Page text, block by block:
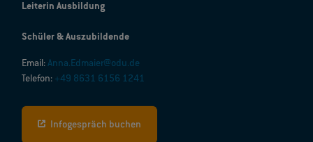
Leiterin Ausbildung
Schüler & Auszubildende
Email:Anna.Edmaier@odu.de
Telefon: +49 8631 6156 1241
Infogespräch buchen